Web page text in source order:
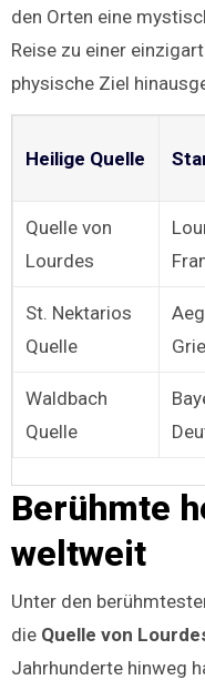
den Orten eine
Reise zu einer
physische Ziel
Heilige Quelle
Quelle von
Lourdes
St. Nektarios
Quelle
Waldbach
Quelle
Berühmte
weltweit
Unter den
die Quelle von
Jahrhunderte hinweg